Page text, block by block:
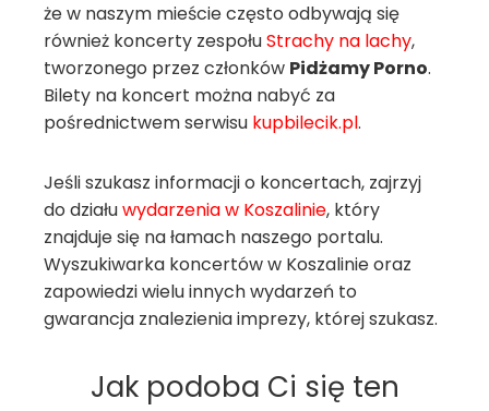
że w naszym mieście często odbywają się
również koncerty zespołuStrachy na lachy,
tworzonego przez członków Pidżamy Porno.
Bilety na koncert można nabyć za
pośrednictwem serwisu kupbilecik.pl.
Jeśli szukasz informacji o koncertach, zajrzyj
do działuwydarzenia w Koszalinie, który
znajduje się na łamach naszego portalu.
Wyszukiwarka koncertów w Koszalinie oraz
zapowiedzi wielu innych wydarzeń to
gwarancja znalezienia imprezy, której szukasz.
Jak podoba Ci się ten